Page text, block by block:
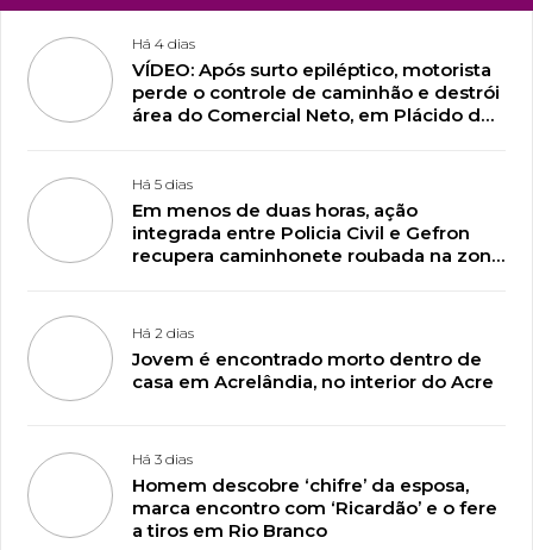
Há 4 dias
VÍDEO: Após surto epiléptico, motorista
perde o controle de caminhão e destrói
área do Comercial Neto, em Plácido de
Há 5 dias
Em menos de duas horas, ação
integrada entre Policia Civil e Gefron
recupera caminhonete roubada na zona
Há 2 dias
Jovem é encontrado morto dentro de
casa em Acrelândia, no interior do Acre
Há 3 dias
Homem descobre ‘chifre’ da esposa,
marca encontro com ‘Ricardão’ e o fere
a tiros em Rio Branco